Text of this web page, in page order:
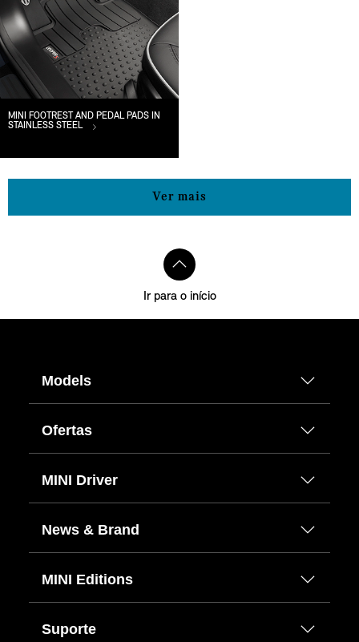
MINI FOOTREST AND PEDAL PADS IN
STAINLESS STEEL
Ver mais
Ir para o início
Models
Ofertas
MINI Driver
News & Brand
MINI Editions
Suporte